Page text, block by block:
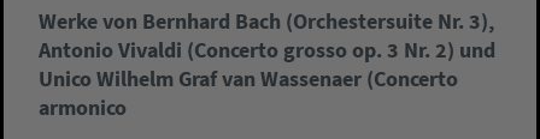
Werke von Bernhard Bach (Orchestersuite Nr. 3),
Antonio Vivaldi (Concerto grosso op. 3 Nr. 2) und
Unico Wilhelm Graf van Wassenaer (Concerto
armonico